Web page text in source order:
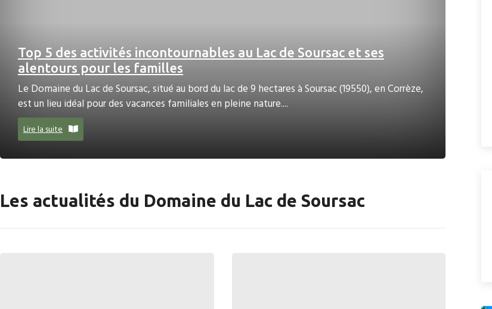
Top 5 des activités incontournables au Lac de Soursac et ses
alentours pour les familles
Le Domaine du Lac de Soursac, situé au bord du lac de 9 hectares à Soursac (19550), en Corrèze,
est un lieu idéal pour des vacances familiales en pleine nature....
Lire la suite
Les actualités du Domaine du Lac de Soursac